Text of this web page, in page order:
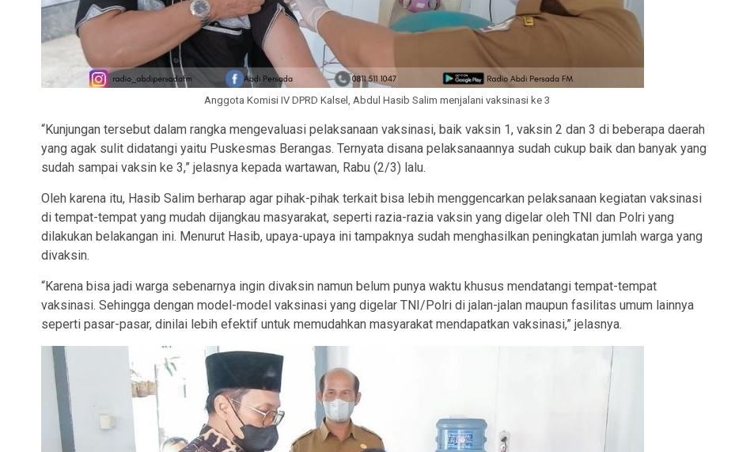
Anggota Komisi IV DPRD Kalsel, Abdul Hasib Salim menjalani vaksinasi ke 3
“Kunjungan tersebut dalam rangka mengevaluasi pelaksanaan vaksinasi, baik vaksin 1, vaksin 2 dan 3 di beberapa daerah
yang agak sulit didatangi yaitu Puskesmas Berangas. Ternyata disana pelaksanaannya sudah cukup baik dan banyak yang
sudah sampai vaksin ke 3,” jelasnya kepada wartawan, Rabu (2/3) lalu.
Oleh karena itu, Hasib Salim berharap agar pihak-pihak terkait bisa lebih menggencarkan pelaksanaan kegiatan vaksinasi
di tempat-tempat yang mudah dijangkau masyarakat, seperti razia-razia vaksin yang digelar oleh TNI dan Polri yang
dilakukan belakangan ini. Menurut Hasib, upaya-upaya ini tampaknya sudah menghasilkan peningkatan jumlah warga yang
divaksin.
“Karena bisa jadi warga sebenarnya ingin divaksin namun belum punya waktu khusus mendatangi tempat-tempat
vaksinasi. Sehingga dengan model-model vaksinasi yang digelar TNI/Polri di jalan-jalan maupun fasilitas umum lainnya
seperti pasar-pasar, dinilai lebih efektif untuk memudahkan masyarakat mendapatkan vaksinasi,” jelasnya.